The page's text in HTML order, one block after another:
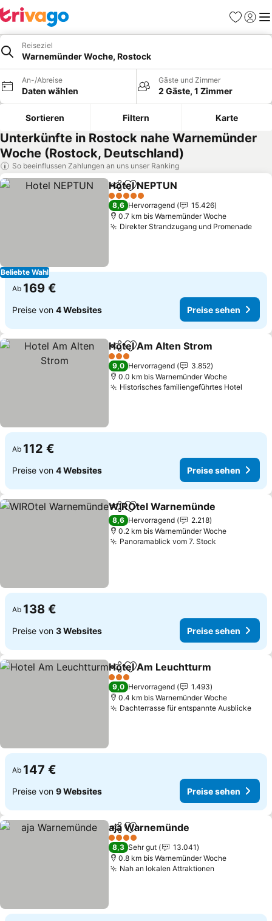
Favoriten
Reiseziel
Warnemünder Woche, Rostock
An-/Abreise
Daten wählen
Gäste und Zimmer
2 Gäste, 1 Zimmer
Sortieren Filtern Karte
Unterkünfte in Rostock nahe Warnemünder
Woche (Rostock, Deutschland)
So beeinflussen Zahlungen an uns unser Ranking
Beliebte Wahl
TeilenZu Favoriten hinzufügen
Hotel NEPTUN
5 Sterne
8,6 Hervorragend
15.426
0.7 km bis Warnemünder Woche
Direkter Strandzugang und Promenade
Ab 169 €
Preise von 4 Websites Preise sehen
TeilenZu Favoriten hinzufügen
Hotel Am Alten Strom
3 Sterne
9,0 Hervorragend
3.852
0.0 km bis Warnemünder Woche
Historisches familiengeführtes Hotel
Ab 112 €
Preise von 4 Websites Preise sehen
TeilenZu Favoriten hinzufügen
WIROtel Warnemünde
8,6 Hervorragend
2.218
0.2 km bis Warnemünder Woche
Panoramablick vom 7. Stock
Ab 138 €
Preise von 3 Websites Preise sehen
TeilenZu Favoriten hinzufügen
Hotel Am Leuchtturm
3 Sterne
9,0 Hervorragend
1.493
0.4 km bis Warnemünder Woche
Dachterrasse für entspannte Ausblicke
Ab 147 €
Preise von 9 Websites Preise sehen
TeilenZu Favoriten hinzufügen
aja Warnemünde
4 Sterne
8,3 Sehr gut
13.041
0.8 km bis Warnemünder Woche
Nah an lokalen Attraktionen